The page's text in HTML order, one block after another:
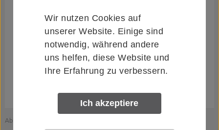
Wir nutzen Cookies auf
unserer Website. Einige sind
notwendig, während andere
uns helfen, diese Website und
Ihre Erfahrung zu verbessern.
Ich akzeptiere
Abbildung zeigt HELM 0057286